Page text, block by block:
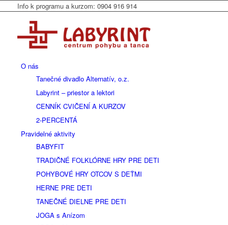
Info k programu a kurzom: 0904 916 914
O nás
Tanečné divadlo Alternatív, o.z.
Labyrint – priestor a lektori
CENNÍK CVIČENÍ A KURZOV
2-PERCENTÁ
Pravidelné aktivity
BABYFIT
TRADIČNÉ FOLKLÓRNE HRY PRE DETI
POHYBOVÉ HRY OTCOV S DEŤMI
HERNE PRE DETI
TANEČNÉ DIELNE PRE DETI
JOGA s Anízom